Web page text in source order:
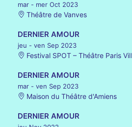
mar - mer Oct 2023
Théâtre de Vanves
DERNIER AMOUR
jeu - ven Sep 2023
Festival SPOT – Théâtre Paris
DERNIER AMOUR
mar - ven Sep 2023
Maison du Théâtre d'Amiens
DERNIER AMOUR